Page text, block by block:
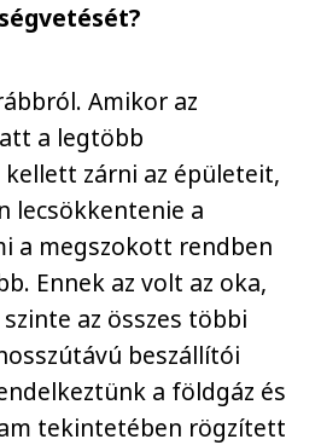
Amikor az
a legtöbb
zárni az épületeit,
lecsökkentenie a
a megszokott rendben
Ennek az volt az oka,
az összes többi
beszállítói
a földgáz és
tekintetében rögzített